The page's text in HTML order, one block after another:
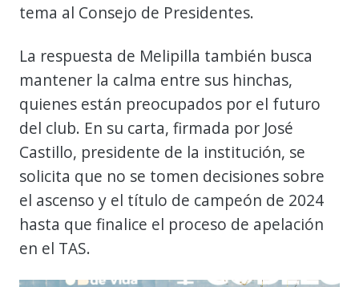
tema al Consejo de Presidentes.
La respuesta de Melipilla también busca
mantener la calma entre sus hinchas,
quienes están preocupados por el futuro
del club. En su carta, firmada por José
Castillo, presidente de la institución, se
solicita que no se tomen decisiones sobre
el ascenso y el título de campeón de 2024
hasta que finalice el proceso de apelación
en el TAS.